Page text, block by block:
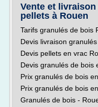
Vente et
pellets à Rouen
Tarifs granulés de bois
Devis livraison
Devis pellets en vrac
Devis granulés de bois
Prix granulés de bois
Prix granulés de bois
Granulés de bois -